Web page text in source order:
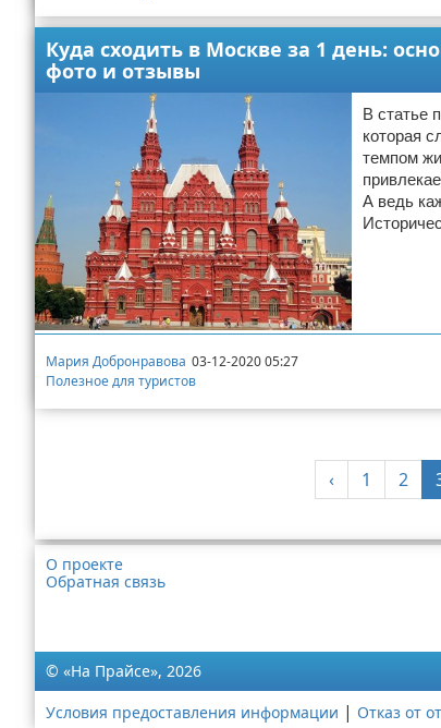
Куда сходить в Москве за 1 день:
фото и отзывы
В статье
которая
темпом
А ведь
Мария Добронравова 03-12-2020 05:27
Полезное для туристов
‹ 1 2
О проекте
Обратная связь
© «На Прайсе», 2026
Условия предоставления информации | Отказ от